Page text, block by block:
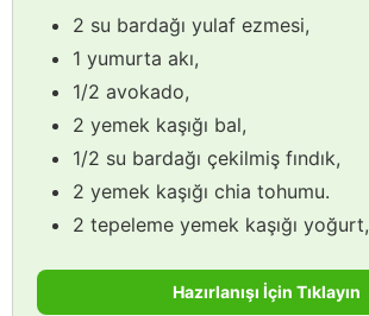
2 su bardağı yulaf ezmesi,
1 yumurta akı,
1/2 avokado,
2 yemek kaşığı bal,
1/2 su bardağı çekilmiş fındık,
2 yemek kaşığı chia tohumu.
2 tepeleme yemek kaşığı yoğurt,
Hazırlanışı İçin Tıklayın